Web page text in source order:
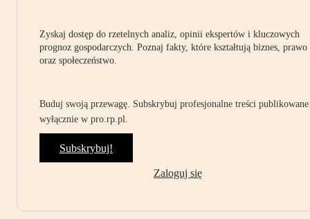
Zyskaj dostęp do rzetelnych analiz, opinii ekspertów i kluczowych
prognoz gospodarczych. Poznaj fakty, które kształtują biznes, prawo
oraz społeczeństwo.
Buduj swoją przewagę. Subskrybuj profesjonalne treści publikowane
wyłącznie w pro.rp.pl.
Subskrybuj!
Zaloguj się